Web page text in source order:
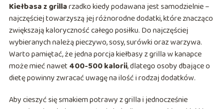
Kiełbasa z grillarzadko kiedy podawana jest samodzielnie –
najczęściej towarzyszą jej różnorodne dodatki, które znacząco
zwiększają kaloryczność całego posiłku. Do najczęściej
wybieranych należą pieczywo, sosy, surówki oraz warzywa.
Warto pamiętać, że jedna porcja kiełbasy z grilla w kanapce
może mieć nawet 400-500 kalorii, dlatego osoby dbające o
dietę powinny zwracać uwagę na ilość i rodzaj dodatków.
Aby cieszyć się smakiem potrawy z grilla i jednocześnie